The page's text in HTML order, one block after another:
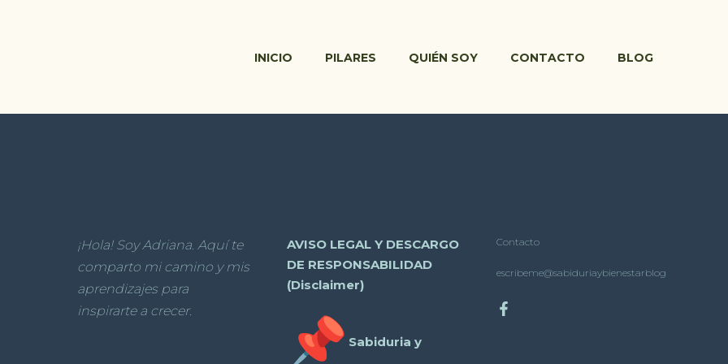
INICIO PILARES QUIÉN SOY CONTACTO BLOG
¡Hola! Soy Adriana. Aquí te
comparto mi camino y mis
aprendizajes para
inspirarte a crecer.
AVISO LEGAL Y DESCARGO
DE RESPONSABILIDAD
(Disclaimer)
Sabiduria y
Contacto
escribeme@sabiduriaybienestarblog